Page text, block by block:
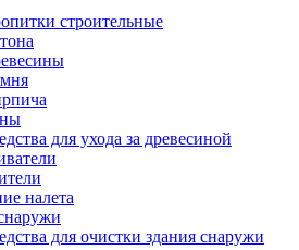
строительные
для ухода за древесиной
налета
для очистки здания снаружи